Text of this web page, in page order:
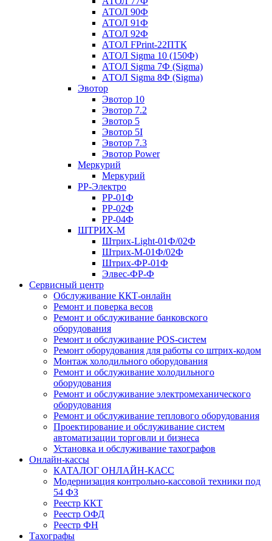
АТОЛ 90Ф
АТОЛ 91Ф
АТОЛ 92Ф
АТОЛ FPrint-22ПТК
АТОЛ Sigma 10 (150Ф)
АТОЛ Sigma 7Ф (Sigma)
АТОЛ Sigma 8Ф (Sigma)
Эвотор
Эвотор 10
Эвотор 7.2
Эвотор 5
Эвотор 5I
Эвотор 7.3
Эвотор Power
Меркурий
Меркурий
РР-Электро
РР-01Ф
РР-02Ф
РР-04Ф
ШТРИХ-М
Штрих-Light-01Ф/02Ф
Штрих-М-01Ф/02Ф
Штрих-ФР-01Ф
Элвес-ФР-Ф
Сервисный центр
Обслуживание ККТ-онлайн
Ремонт и поверка весов
Ремонт и обслуживание банковского
оборудования
Ремонт и обслуживание POS-систем
Ремонт оборудования для работы со штрих-кодом
Монтаж холодильного оборудования
Ремонт и обслуживание холодильного
оборудования
Ремонт и обслуживание электромеханического
оборудования
Ремонт и обслуживание теплового оборудования
Проектирование и обслуживание систем
автоматизации торговли и бизнеса
Установка и обслуживание тахографов
Онлайн-кассы
КАТАЛОГ ОНЛАЙН-КАСС
Модернизация контрольно-кассовой техники под
54 ФЗ
Реестр ККТ
Реестр ОФД
Реестр ФН
Тахографы